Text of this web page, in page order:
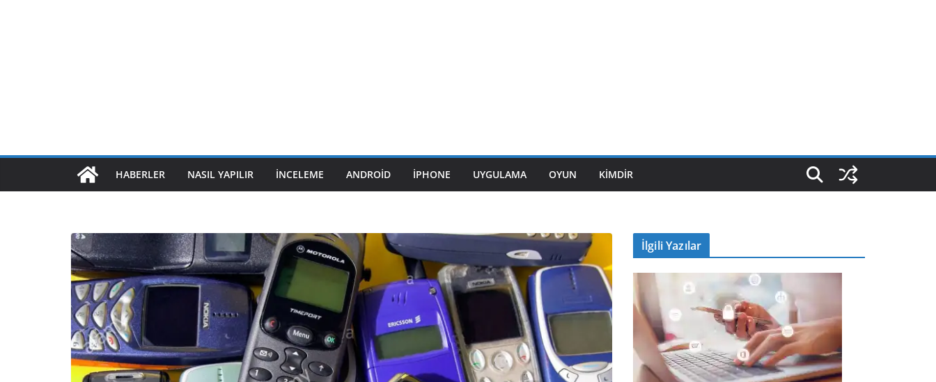
HABERLER NASIL YAPILIR İNCELEME ANDROID IPHONE UYGULAMA OYUN KIMDIR
İlgili Yazılar